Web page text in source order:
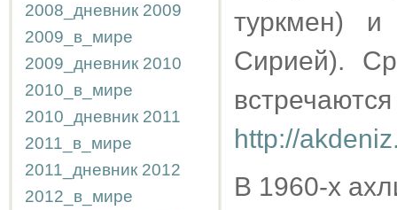
2008_дневник 2009
2009_в_мире
2009_дневник 2010
2010_в_мире
2010_дневник 2011
2011_в_мире
2011_дневник 2012
2012_в_мире
туркмен)
Сирией).
http://
В 1960-х